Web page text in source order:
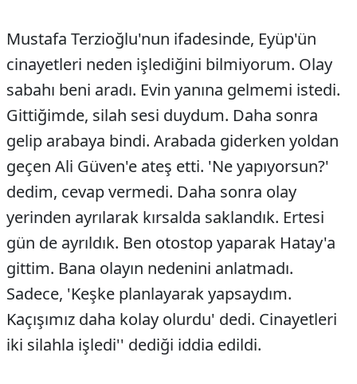
Mustafa Terzioğlu'nun ifadesinde, Eyüp'ün
cinayetleri neden işlediğini bilmiyorum. Olay
sabahı beni aradı. Evin yanına gelmemi istedi.
Gittiğimde, silah sesi duydum. Daha sonra
gelip arabaya bindi. Arabada giderken yoldan
geçen Ali Güven'e ateş etti. 'Ne yapıyorsun?'
dedim, cevap vermedi. Daha sonra olay
yerinden ayrılarak kırsalda saklandık. Ertesi
gün de ayrıldık. Ben otostop yaparak Hatay'a
gittim. Bana olayın nedenini anlatmadı.
Sadece, 'Keşke planlayarak yapsaydım.
Kaçışımız daha kolay olurdu' dedi. Cinayetleri
iki silahla işledi'' dediği iddia edildi.